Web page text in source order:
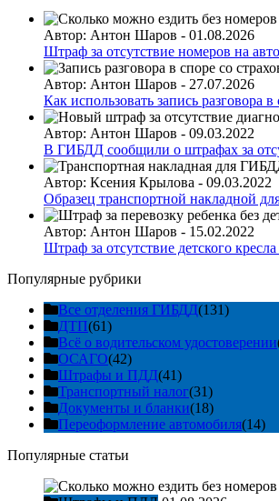
Автор: Антон Шаров - 01.08.2026
Штраф за отсутствие номеров на
Автор: Антон Шаров - 27.07.2026
Как использовать запись разговора
Автор: Антон Шаров - 09.03.2022
В ГИБДД сообщили о штрафах за
Автор: Ксения Крылова - 09.03.2022
Образец транспортной накладной
Автор: Антон Шаров - 15.02.2022
Штраф за отсутствие детского
Популярные рубрики
Все отделения ГИБДД(131)
ДТП(61)
Всё о водительском удостоверении
ОСАГО(42)
Штрафы и ПДД(41)
Транспортный налог(31)
Документы и бланки(18)
Переоформление автомобиля(14)
Популярные статьи